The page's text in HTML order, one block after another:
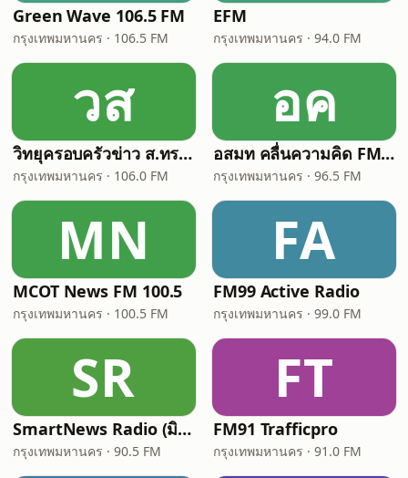
Green Wave 106.5 FM
กรุงเทพมหานคร · 106.5 FM
EFM
กรุงเทพมหานคร · 94.0 FM
วส
วิทยุครอบครัวข่าว ส.ทร. FM 106 MHz
กรุงเทพมหานคร · 106.0 FM
อค
อสมท คลื่นความคิด FM96.5 (Thinking Radio)
กรุงเทพมหานคร · 96.5 FM
MN
MCOT News FM 100.5
กรุงเทพมหานคร · 100.5 FM
FA
FM99 Active Radio
กรุงเทพมหานคร · 99.0 FM
SR
SmartNews Radio (มิติข่าว 90.5)
กรุงเทพมหานคร · 90.5 FM
FT
FM91 Trafficpro
กรุงเทพมหานคร · 91.0 FM